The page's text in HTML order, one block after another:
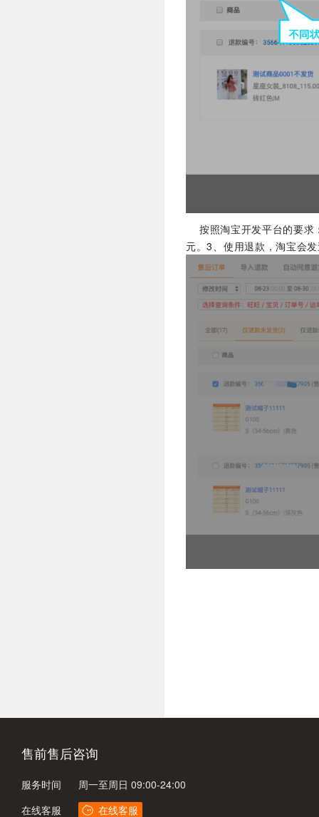
按照淘宝开发平台的要求
元。3、 使用退款，淘宝会
售前售后咨询
服务时间
周一至周日 09:00-24:00
在线客服